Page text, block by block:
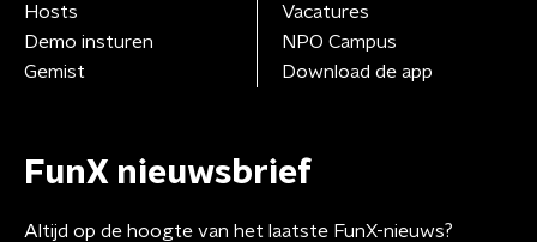
Hosts
Demo insturen
Gemist
Vacatures
NPO Campus
Download de app
FunX nieuwsbrief
Altijd op de hoogte van het laatste FunX-nieuws?